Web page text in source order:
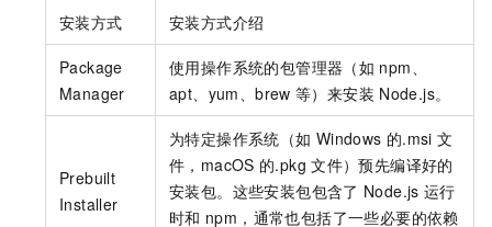
安装方式 安装方式介绍
Package
Manager
使用操作系统的包管理器（如 npm、
apt、yum、brew 等）来安装 Node.js。
Prebuilt
Installer
为特定操作系统（如 Windows 的.msi 文
件，macOS 的.pkg 文件）预先编译好的
安装包。这些安装包包含了 Node.js 运行
时和 npm，通常也包括了一些必要的依赖